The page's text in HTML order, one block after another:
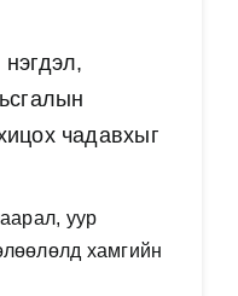
чадавхыг
уур
хамгийн